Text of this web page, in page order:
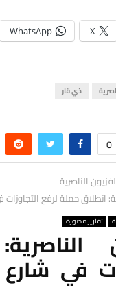
X
WhatsApp
ذي قار
0
الناصرية
انطلاق حملة لرفع
تقارير مصورة
في